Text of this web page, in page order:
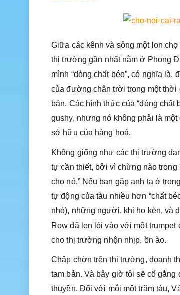
Giữa các kênh và sông một lon
thị trường gần nhất nằm ở Phong
mình “dòng chất béo”, có nghĩa
của đường chân trời trong một
bán. Các hình thức của “dòng
gushy, nhưng nó không phải là một
sở hữu của hàng hoá.
Không giống như các thị trường
tự cần thiết, bởi vì chừng nào trong
cho nó.” Nếu bạn gặp anh ta ở
tự động của tàu nhiều hơn “chất
nhỏ), những người, khi họ kèn, và
Row đã len lỏi vào với một
cho thị trường nhộn nhịp, ồn ào.
Chập chờn trên thị trường, doanh
tam bản. Và bây giờ tôi sẽ cố
thuyền. Đối với mỗi một trăm tàu,